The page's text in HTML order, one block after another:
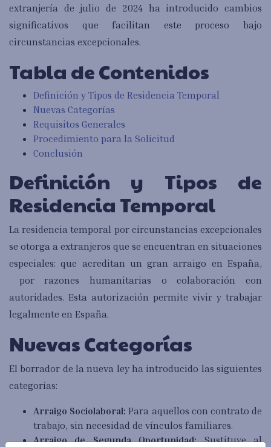
extranjería de julio de 2024 ha introducido cambios
significativos que facilitan este proceso bajo
circunstancias excepcionales.
Tabla de Contenidos
Definición y Tipos de Residencia Temporal
Nuevas Categorías
Requisitos Generales
Procedimiento para la Solicitud
Conclusión
Definición y Tipos de
Residencia Temporal
La residencia temporal por circunstancias excepcionales
se otorga a extranjeros que se encuentran en situaciones
especiales: que acreditan un gran arraigo en España,
por razones humanitarias o colaboración con
autoridades. Esta autorización permite vivir y trabajar
legalmente en España.
Nuevas Categorías
El borrador de la nueva ley ha introducido las siguientes
categorías:
Arraigo Sociolaboral: Para aquellos con contrato de
trabajo, sin necesidad de vínculos familiares.
Arraigo de Segunda Oportunidad:Sustituye al